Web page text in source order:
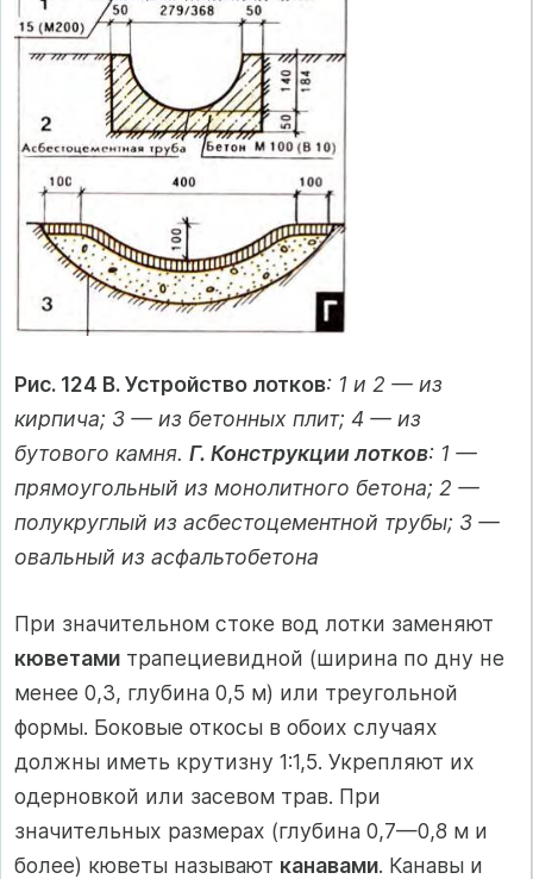
Рис. 124 В. Устройство лотков: 1 и 2 — из
кирпича; 3 — из бетонных плит; 4 — из
бутового камня. Г. Конструкции лотков: 1 —
прямоугольный из монолитного бетона; 2 —
полукруглый из асбестоцементной трубы; 3 —
овальный из асфальтобетона
При значительном стоке вод лотки заменяют
кюветами трапециевидной (ширина по дну не
менее 0,3, глубина 0,5 м) или треугольной
формы. Боковые откосы в обоих случаях
должны иметь крутизну 1:1,5. Укрепляют их
одерновкой или засевом трав. При
значительных размерах (глубина 0,7—0,8 м и
более) кюветы называют канавами. Канавы и